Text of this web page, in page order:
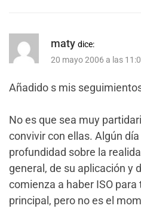
maty dice:
20 mayo 2006 a las
Añadido s mis
No es que sea muy
convivir con ellas. Algún
profundidad sobre la
general, de su aplicación y
comienza a haber ISO
principal, pero no es el